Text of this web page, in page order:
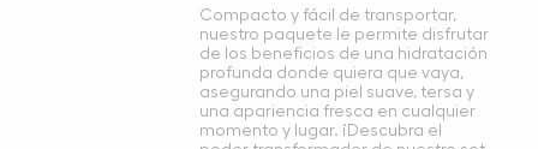
Compacto y fácil de transportar,
nuestro paquete le permite disfrutar
de los beneficios de una hidratación
profunda donde quiera que vaya,
asegurando una piel suave, tersa y
una apariencia fresca en cualquier
momento y lugar. ¡Descubra el